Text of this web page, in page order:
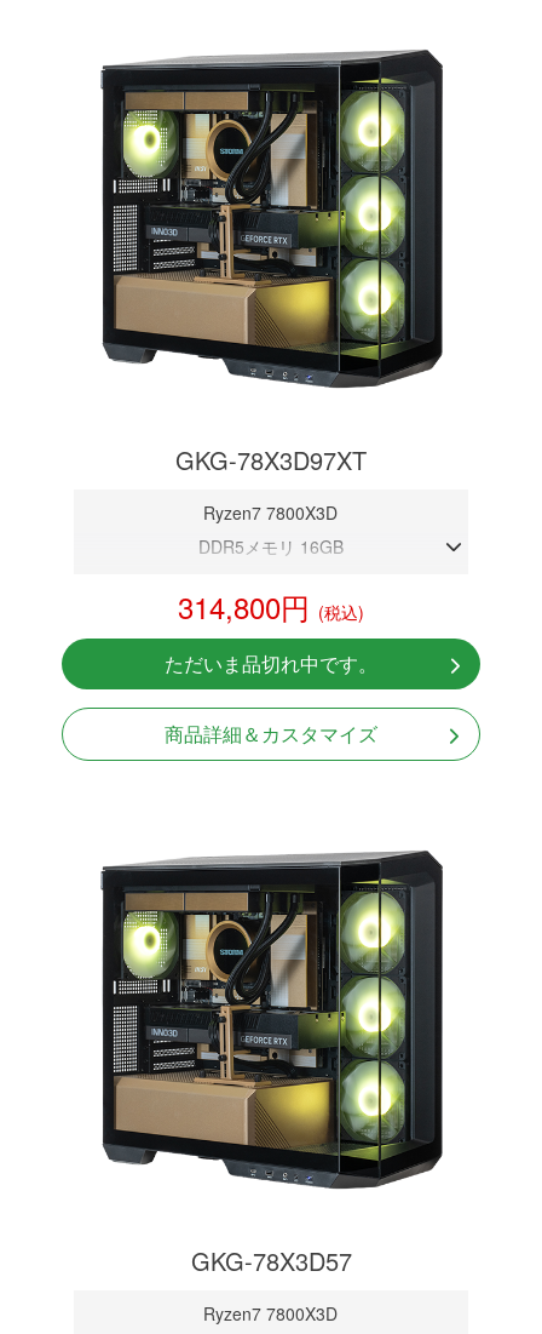
GKG-78X3D97XT
Ryzen7 7800X3D
DDR5メモリ 16GB
NVMeSSD 1TB
無線LAN Bluetooth対応
Windows11 Home 64bit
314,800円 (税込)
ただいま品切れ中です。
商品詳細＆カスタマイズ
GKG-78X3D57
Ryzen7 7800X3D